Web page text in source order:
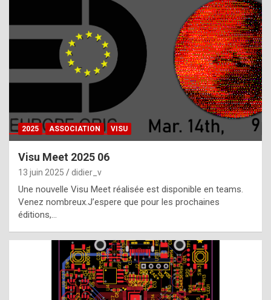
h
a
t
t
e
b
e
s
2025 ASSOCIATION VISU
Visu Meet 2025 06
13 juin 2025 didier_v
Une nouvelle Visu Meet réalisée est disponible en teams.
Venez nombreux.J’espere que pour les prochaines
éditions,…